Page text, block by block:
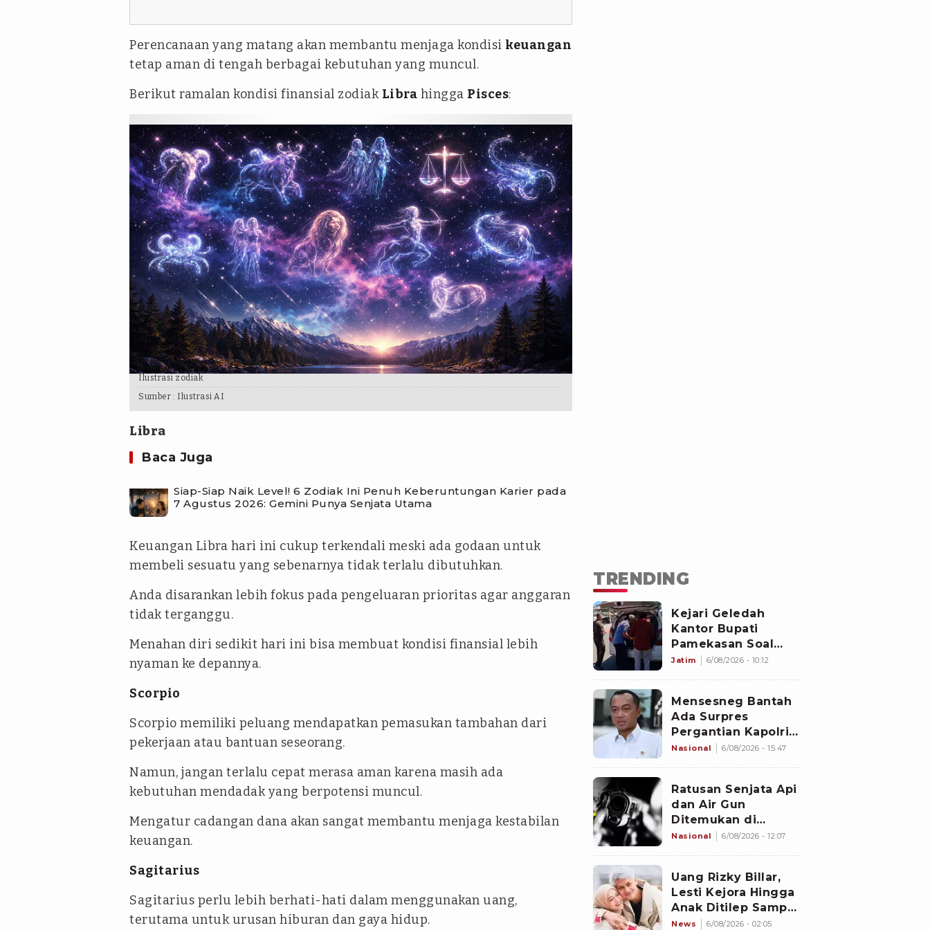
Perencanaan yang matang akan membantu menjaga kondisi keuangan
tetap aman di tengah berbagai kebutuhan yang muncul.
Berikut ramalan kondisi finansial zodiak Libra hingga Pisces:
Ilustrasi zodiak
Sumber : Ilustrasi AI
Libra
Baca Juga
Siap-Siap Naik Level! 6 Zodiak Ini Penuh Keberuntungan Karier pada
7 Agustus 2026: Gemini Punya Senjata Utama
Keuangan Libra hari ini cukup terkendali meski ada godaan untuk
membeli sesuatu yang sebenarnya tidak terlalu dibutuhkan.
Anda disarankan lebih fokus pada pengeluaran prioritas agar anggaran
tidak terganggu.
Menahan diri sedikit hari ini bisa membuat kondisi finansial lebih
nyaman ke depannya.
Scorpio
Scorpio memiliki peluang mendapatkan pemasukan tambahan dari
pekerjaan atau bantuan seseorang.
Namun, jangan terlalu cepat merasa aman karena masih ada
kebutuhan mendadak yang berpotensi muncul.
Mengatur cadangan dana akan sangat membantu menjaga kestabilan
keuangan.
Sagitarius
Sagitarius perlu lebih berhati-hati dalam menggunakan uang,
terutama untuk urusan hiburan dan gaya hidup.
TRENDING
Kejari Geledah
Kantor Bupati
Pamekasan Soal
Dugaan Korupsi
Milliar
Jatim 6/08/2026 - 10:12
Mensesneg Bantah
Ada Surpres
Pergantian Kapolri:
Tidak Ada
Nasional 6/08/2026 - 15:47
Ratusan Senjata Api
dan Air Gun
Ditemukan di
Sekolah Swasta
Nasional 6/08/2026 - 12:07
Uang Rizky Billar,
Lesti Kejora Hingga
Anak Ditilep Sampai
Rp3,1 Miliar, Pelaku
News 6/08/2026 - 02:05